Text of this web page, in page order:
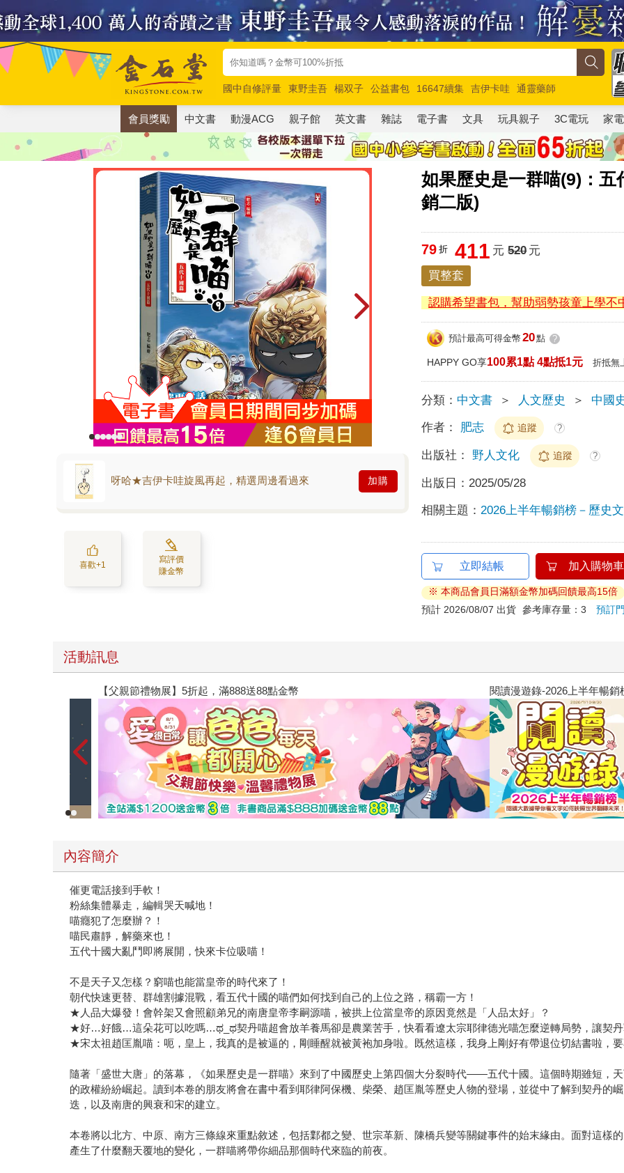
國中自修評量 東野圭吾 楊双子 公益書包 16647續集 吉伊卡哇
通靈藥師
唯紅花綻放
奧德賽 路邊攤新作 馬斯克 玩具總動員5 超慢跑
會員獎勵 中文書 動漫ACG 親子館 英文書 雜誌 電子書 文具 玩具親子 3C電玩 家電
如果歷史是一群喵(9)：
銷二版)
呀哈★吉伊卡哇旋風再起，精選周邊看過來 加購
喜歡+1
寫評價
賺金幣
79 折 411 元 520元
買整套
認購希望書包，幫助弱勢孩童上學不
預計最高可得金幣 20點 ?
HAPPY GO享100累1點 4點抵1元 折抵無
分類： 中文書 ＞ 人文歷史 ＞ 中國
作者： 肥志 追蹤 ?
出版社： 野人文化 追蹤 ?
出版日： 2025/05/28
相關主題： 2026上半年暢銷榜－歷史
立即結帳 加入購物車
※ 本商品會員日滿額金幣加碼回饋最高15倍
預計 2026/08/07 出貨 參考庫存量：3預訂
活動訊息
【父親節禮物展】5折起，滿888送88點金幣 閱讀漫遊錄-2026上半年暢銷榜
內容簡介
催更電話接到手軟！
粉絲集體暴走，編輯哭天喊地！
喵癮犯了怎麼辦？！
喵民肅靜，解藥來也！
五代十國大亂鬥即將展開，快來卡位吸喵！
不是天子又怎樣？窮喵也能當皇帝的時代來了！
朝代快速更替、群雄割據混戰，看五代十國的喵們如何找到自己的上位之路，稱霸一方！
★人品大爆發！會幹架又會照顧弟兄的南唐皇帝李嗣源喵，被拱上位當皇帝的原因竟然是「人品太好」？
★好…好餓…這朵花可以吃嗎…ಥ_ಥ契丹喵超會放羊養馬卻是農業苦手，快看看遼太宗耶律德光喵怎麼逆轉局勢，讓契
★宋太祖趙匡胤喵：呃，皇上，我真的是被逼的，剛睡醒就被黃袍加身啦。既然這樣，我身上剛好有帶退位切結書啦，
隨著「盛世大唐」的落幕，《如果歷史是一群喵》來到了中國歷史上第四個大分裂時代——五代十國。這個時期雖短，
的政權紛紛崛起。讀到本卷的朋友將會在書中看到耶律阿保機、柴榮、趙匡胤等歷史人物的登場，並從中了解到契丹的
迭，以及南唐的興衰和宋的建立。
本卷將以北方、中原、南方三條線來重點敘述，包括鄴都之變、世宗革新、陳橋兵變等關鍵事件的始末緣由。面對這樣
產生了什麼翻天覆地的變化，一群喵將帶你細品那個時代來臨的前夜。